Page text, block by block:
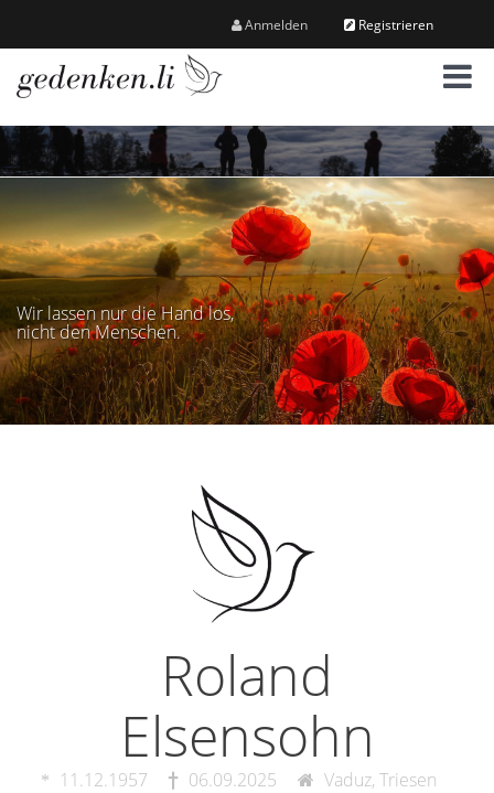
Anmelden Registrieren
M
e
n
ü
Wir lassen nur die Hand los,
nicht den Menschen.
Roland
Elsensohn
11.12.1957 06.09.2025 Vaduz, Triesen